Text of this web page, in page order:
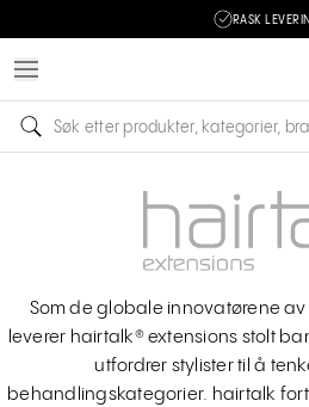
RASK
Som de globale innovatørene
leverer hairtalk® extensions stolt
utfordrer stylister til å
behandlingskategorier. hairtalk